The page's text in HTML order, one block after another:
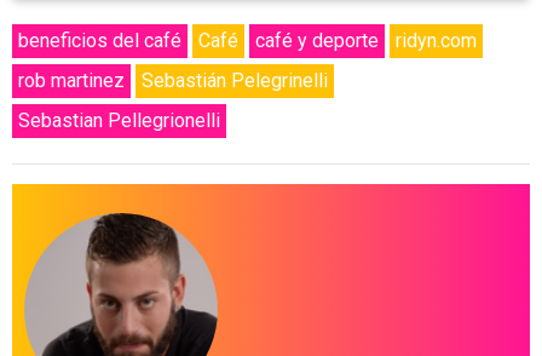
beneficios del café Café café y deporte
ridyn.com
rob martinez
Sebastián Pelegrinelli
Sebastian Pellegrionelli